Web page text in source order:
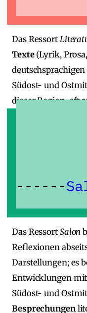
Das Ressort
Texte(Lyrik,
Südost‑ und
dieser Region, oft
Das RessortSalon
Reflexionen
Darstellungen; es
Entwicklungen
Südost‑ und
Besprechungen